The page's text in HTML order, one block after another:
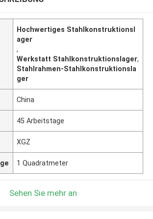
Hochwertiges Stahlkonstruktionsl
ager
,
Werkstatt Stahlkonstruktionslager,
Stahlrahmen-Stahlkonstruktionsla
ger
China
45 Arbeitstage
XGZ
1 Quadratmeter
Sehen Sie mehr an